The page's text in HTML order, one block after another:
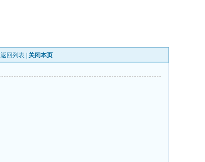
返回列表 关闭本页